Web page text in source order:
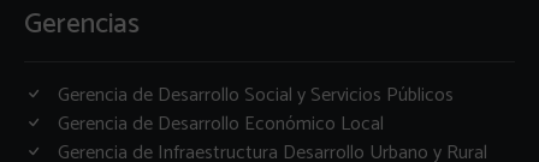
Gerencias
Gerencia de Desarrollo Social y Servicios Públicos
Gerencia de Desarrollo Económico Local
Gerencia de Infraestructura Desarrollo Urbano y Rural